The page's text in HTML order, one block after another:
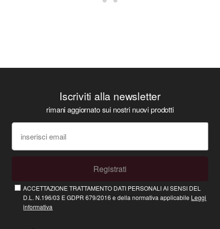
Iscriviti alla newsletter
rimani aggiornato sui nostri nuovi prodotti
Registrati
ACCETTAZIONE TRATTAMENTO DATI PERSONALI AI SENSI DEL
D.L. N.196/03 E GDPR 679/2016 e della normativa applicabile Leggi
informativa